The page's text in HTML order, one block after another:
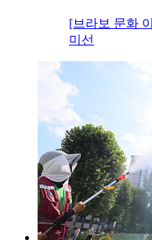
[브라보 문화
미선